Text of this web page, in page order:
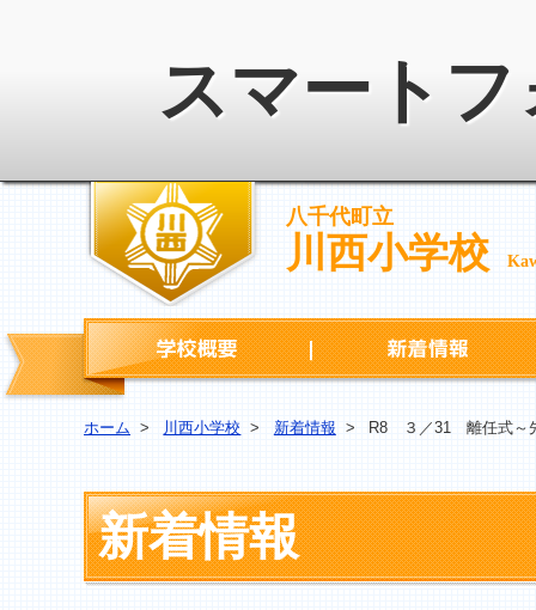
スマート
八千代町立
川西小学校
学校概要
ホーム > 川西小学校 > 新着情報 > R8 ３／31 離任式～
新着情報